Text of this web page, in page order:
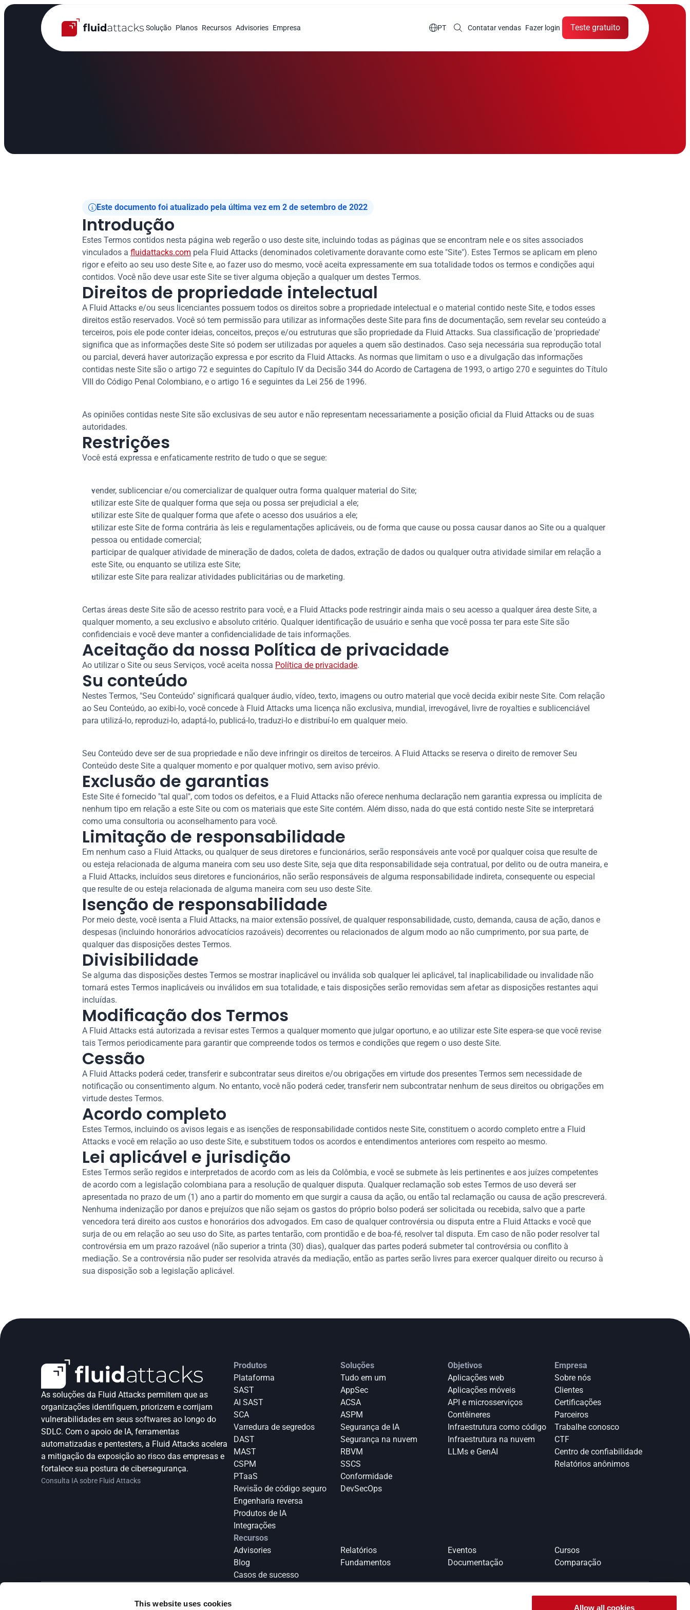
This website uses cookies Allow all cookies
Solução Planos Recursos Advisories Empresa PT Contatar vendas Fazer login Teste gratuito
Este documento foi atualizado pela última vez em 2 de setembro de 2022
Introdução
Estes Termos contidos nesta página web regerão o uso deste site, incluindo todas as páginas que se encontram nele e os sites associados
vinculados a fluidattacks.com pela Fluid Attacks (denominados coletivamente doravante como este "Site"). Estes Termos se aplicam em pleno
rigor e efeito ao seu uso deste Site e, ao fazer uso do mesmo, você aceita expressamente em sua totalidade todos os termos e condições aqui
contidos. Você não deve usar este Site se tiver alguma objeção a qualquer um destes Termos.
Direitos de propriedade intelectual
A Fluid Attacks e/ou seus licenciantes possuem todos os direitos sobre a propriedade intelectual e o material contido neste Site, e todos esses
direitos estão reservados. Você só tem permissão para utilizar as informações deste Site para fins de documentação, sem revelar seu conteúdo a
terceiros, pois ele pode conter ideias, conceitos, preços e/ou estruturas que são propriedade da Fluid Attacks. Sua classificação de 'propriedade'
significa que as informações deste Site só podem ser utilizadas por aqueles a quem são destinados. Caso seja necessária sua reprodução total
ou parcial, deverá haver autorização expressa e por escrito da Fluid Attacks. As normas que limitam o uso e a divulgação das informações
contidas neste Site são o artigo 72 e seguintes do Capítulo IV da Decisão 344 do Acordo de Cartagena de 1993, o artigo 270 e seguintes do Título
VIII do Código Penal Colombiano, e o artigo 16 e seguintes da Lei 256 de 1996.
As opiniões contidas neste Site são exclusivas de seu autor e não representam necessariamente a posição oficial da Fluid Attacks ou de suas
autoridades.
Restrições
Você está expressa e enfaticamente restrito de tudo o que se segue:
vender, sublicenciar e/ou comercializar de qualquer outra forma qualquer material do Site;
utilizar este Site de qualquer forma que seja ou possa ser prejudicial a ele;
utilizar este Site de qualquer forma que afete o acesso dos usuários a ele;
utilizar este Site de forma contrária às leis e regulamentações aplicáveis, ou de forma que cause ou possa causar danos ao Site ou a qualquer
pessoa ou entidade comercial;
participar de qualquer atividade de mineração de dados, coleta de dados, extração de dados ou qualquer outra atividade similar em relação a
este Site, ou enquanto se utiliza este Site;
utilizar este Site para realizar atividades publicitárias ou de marketing.
Certas áreas deste Site são de acesso restrito para você, e a Fluid Attacks pode restringir ainda mais o seu acesso a qualquer área deste Site, a
qualquer momento, a seu exclusivo e absoluto critério. Qualquer identificação de usuário e senha que você possa ter para este Site são
confidenciais e você deve manter a confidencialidade de tais informações.
Aceitação da nossa Política de privacidade
Ao utilizar o Site ou seus Serviços, você aceita nossa Política de privacidade.
Su conteúdo
Nestes Termos, "Seu Conteúdo" significará qualquer áudio, vídeo, texto, imagens ou outro material que você decida exibir neste Site. Com relação
ao Seu Conteúdo, ao exibi-lo, você concede à Fluid Attacks uma licença não exclusiva, mundial, irrevogável, livre de royalties e sublicenciável
para utilizá-lo, reproduzi-lo, adaptá-lo, publicá-lo, traduzi-lo e distribuí-lo em qualquer meio.
Seu Conteúdo deve ser de sua propriedade e não deve infringir os direitos de terceiros. A Fluid Attacks se reserva o direito de remover Seu
Conteúdo deste Site a qualquer momento e por qualquer motivo, sem aviso prévio.
Exclusão de garantias
Este Site é fornecido "tal qual", com todos os defeitos, e a Fluid Attacks não oferece nenhuma declaração nem garantia expressa ou implícita de
nenhum tipo em relação a este Site ou com os materiais que este Site contém. Além disso, nada do que está contido neste Site se interpretará
como uma consultoria ou aconselhamento para você.
Limitação de responsabilidade
Em nenhum caso a Fluid Attacks, ou qualquer de seus diretores e funcionários, serão responsáveis ante você por qualquer coisa que resulte de
ou esteja relacionada de alguma maneira com seu uso deste Site, seja que dita responsabilidade seja contratual, por delito ou de outra maneira, e
a Fluid Attacks, incluídos seus diretores e funcionários, não serão responsáveis de alguma responsabilidade indireta, consequente ou especial
que resulte de ou esteja relacionada de alguma maneira com seu uso deste Site.
Isenção de responsabilidade
Por meio deste, você isenta a Fluid Attacks, na maior extensão possível, de qualquer responsabilidade, custo, demanda, causa de ação, danos e
despesas (incluindo honorários advocatícios razoáveis) decorrentes ou relacionados de algum modo ao não cumprimento, por sua parte, de
qualquer das disposições destes Termos.
Divisibilidade
Se alguma das disposições destes Termos se mostrar inaplicável ou inválida sob qualquer lei aplicável, tal inaplicabilidade ou invalidade não
tornará estes Termos inaplicáveis ou inválidos em sua totalidade, e tais disposições serão removidas sem afetar as disposições restantes aqui
incluídas.
Modificação dos Termos
A Fluid Attacks está autorizada a revisar estes Termos a qualquer momento que julgar oportuno, e ao utilizar este Site espera-se que você revise
tais Termos periodicamente para garantir que compreende todos os termos e condições que regem o uso deste Site.
Cessão
A Fluid Attacks poderá ceder, transferir e subcontratar seus direitos e/ou obrigações em virtude dos presentes Termos sem necessidade de
notificação ou consentimento algum. No entanto, você não poderá ceder, transferir nem subcontratar nenhum de seus direitos ou obrigações em
virtude destes Termos.
Acordo completo
Estes Termos, incluindo os avisos legais e as isenções de responsabilidade contidos neste Site, constituem o acordo completo entre a Fluid
Attacks e você em relação ao uso deste Site, e substituem todos os acordos e entendimentos anteriores com respeito ao mesmo.
Lei aplicável e jurisdição
Estes Termos serão regidos e interpretados de acordo com as leis da Colômbia, e você se submete às leis pertinentes e aos juízes competentes
de acordo com a legislação colombiana para a resolução de qualquer disputa. Qualquer reclamação sob estes Termos de uso deverá ser
apresentada no prazo de um (1) ano a partir do momento em que surgir a causa da ação, ou então tal reclamação ou causa de ação prescreverá.
Nenhuma indenização por danos e prejuízos que não sejam os gastos do próprio bolso poderá ser solicitada ou recebida, salvo que a parte
vencedora terá direito aos custos e honorários dos advogados. Em caso de qualquer controvérsia ou disputa entre a Fluid Attacks e você que
surja de ou em relação ao seu uso do Site, as partes tentarão, com prontidão e de boa-fé, resolver tal disputa. Em caso de não poder resolver tal
controvérsia em um prazo razoável (não superior a trinta (30) dias), qualquer das partes poderá submeter tal controvérsia ou conflito à
mediação. Se a controvérsia não puder ser resolvida através da mediação, então as partes serão livres para exercer qualquer direito ou recurso à
sua disposição sob a legislação aplicável.
As soluções da Fluid Attacks permitem que as
organizações identifiquem, priorizem e corrijam
vulnerabilidades em seus softwares ao longo do
SDLC. Com o apoio de IA, ferramentas
automatizadas e pentesters, a Fluid Attacks acelera
a mitigação da exposição ao risco das empresas e
fortalece sua postura de cibersegurança.
Consulta IA sobre Fluid Attacks
Produtos
Plataforma
SAST
AI SAST
SCA
Varredura de segredos
DAST
MAST
CSPM
PTaaS
Revisão de código seguro
Engenharia reversa
Produtos de IA
Integrações
Soluções
Tudo em um
AppSec
ACSA
ASPM
Segurança de IA
Segurança na nuvem
RBVM
SSCS
Conformidade
DevSecOps
Objetivos
Aplicações web
Aplicações móveis
API e microsserviços
Contêineres
Infraestrutura como código
Infraestrutura na nuvem
LLMs e GenAI
Empresa
Sobre nós
Clientes
Certificações
Parceiros
Trabalhe conosco
CTF
Centro de confiabilidade
Relatórios anônimos
Recursos
Advisories
Blog
Casos de sucesso
Relatórios
Fundamentos
Eventos
Documentação
Cursos
Comparação